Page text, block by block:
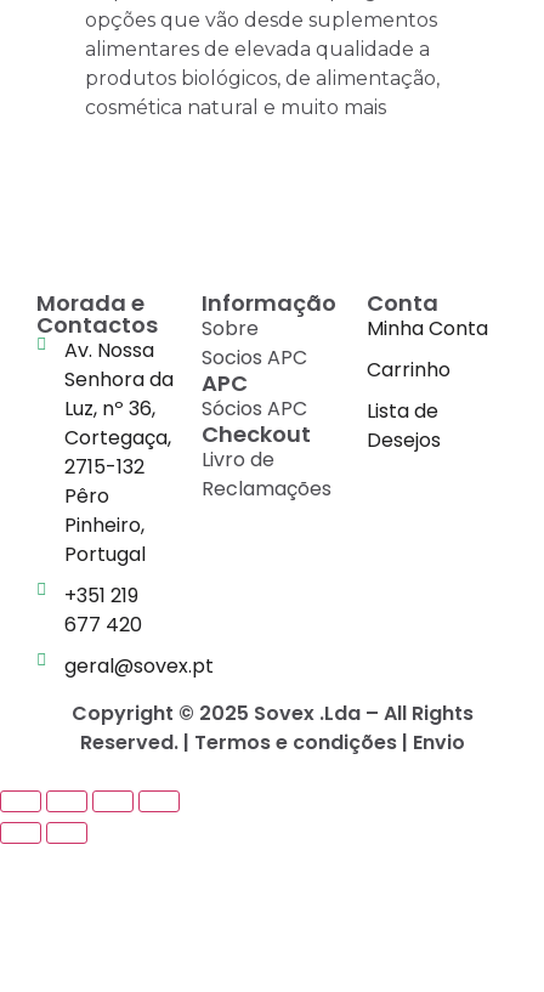
opções que vão desde suplementos
alimentares de elevada qualidade a
produtos biológicos, de alimentação,
cosmética natural e muito mais
Morada e
Contactos
Av. Nossa
Senhora da
Luz, nº 36,
Cortegaça,
2715-132
Pêro
Pinheiro,
Portugal
+351 219
677 420
geral@sovex.pt
Informação
Sobre
Socios APC
APC
Sócios APC
Checkout
Livro de
Reclamações
Conta
Minha Conta
Carrinho
Lista de
Desejos
Copyright © 2025 Sovex .Lda – All Rights
Reserved. | Termos e condições | Envio